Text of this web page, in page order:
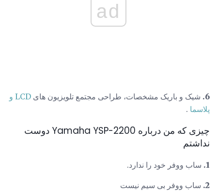
ad
6. شیک و باریک مشخصات، طراحی مجتمع تلویزیون های
LCD و
پلاسما .
چیزی که من درباره Yamaha YSP-2200 دوست
نداشتم
1. ساب ووفر خود را ندارد.
2. ساب ووفر بی سیم نیست